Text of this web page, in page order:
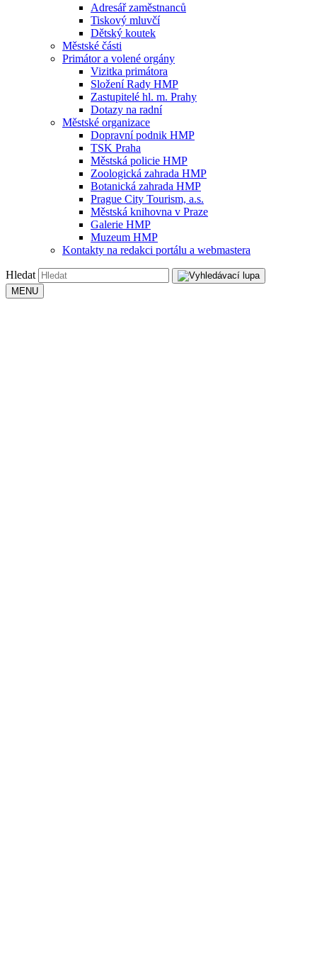
Adresář zaměstnanců
Tiskový mluvčí
Dětský koutek
Městské části
Primátor a volené orgány
Vizitka primátora
Složení Rady HMP
Zastupitelé hl. m. Prahy
Dotazy na radní
Městské organizace
Dopravní podnik HMP
TSK Praha
Městská policie HMP
Zoologická zahrada HMP
Botanická zahrada HMP
Prague City Tourism, a.s.
Městská knihovna v Praze
Galerie HMP
Muzeum HMP
Kontakty na redakci portálu a webmastera
Hledat
MENU